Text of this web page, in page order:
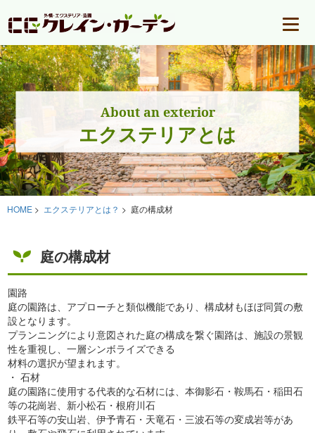
About an exterior
エクステリアとは
HOME > エクステリアとは？ > 庭の構成材
庭の構成材
園路
庭の園路は、アプローチと類似機能であり、構成材もほぼ同質の敷
設となります。
プランニングにより意図された庭の構成を繋ぐ園路は、施設の景観
性を重視し、一層シンボライズできる
材料の選択が望まれます。
・ 石材
庭の園路に使用する代表的な石材には、本御影石・鞍馬石・稲田石
等の花崗岩、新小松石・根府川石
鉄平石等の安山岩、伊予青石・天竜石・三波石等の変成岩等があ